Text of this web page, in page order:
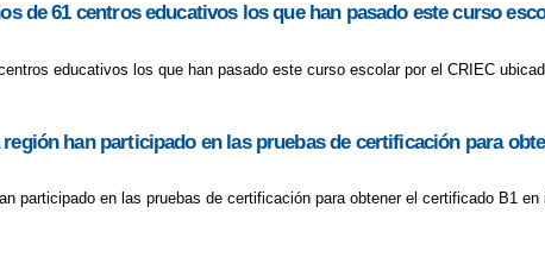
de 61 centros educativos los que han pasado este curso
educativos los que han pasado este curso escolar por el CRIEC
han participado en las pruebas de certificación para
participado en las pruebas de certificación para obtener el certificado B1